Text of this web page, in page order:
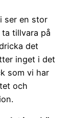
ser en stor
tillvara på
det
inget i det
som vi har
och